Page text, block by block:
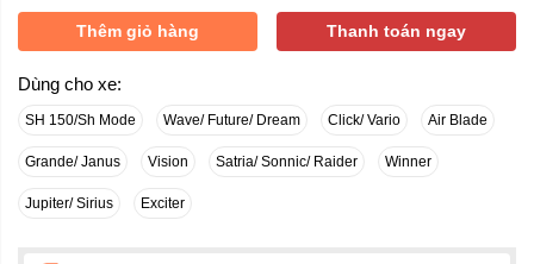
Thêm giỏ hàng Thanh toán ngay
Dùng cho xe:
SH 150/Sh Mode Wave/ Future/ Dream Click/ Vario Air Blade
Grande/ Janus Vision Satria/ Sonnic/ Raider Winner
Jupiter/ Sirius Exciter